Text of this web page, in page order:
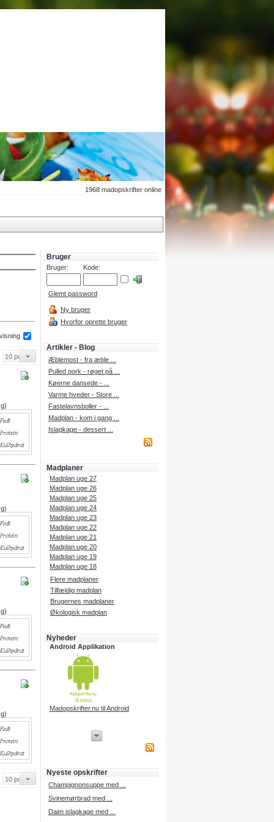
1968 madopskrifter online
Bruger
Bruger: Kode:
Glemt password
Ny bruger
Hvorfor oprette bruger
Artikler - Blog
Æblemost - fra æble ...
Pulled pork - røget på ...
Køerne dansede - ...
Varme hveder - Store ...
Fastelavnsboller - ...
Madplan - kom i gang ...
Islagkage - dessert ...
Madplaner
Madplan uge 27
Madplan uge 26
Madplan uge 25
Madplan uge 24
Madplan uge 23
Madplan uge 22
Madplan uge 21
Madplan uge 20
Madplan uge 19
Madplan uge 18
Flere madplaner
Tilfældig madplan
Brugernes madplaner
Økologisk madplan
Nyheder
Android Applikation
Madopskrifter.nu til Android
iPhone udvikling
Nyeste opskrifter
Champignonsuppe med ...
Svinemørbrad med ...
Daim islagkage med ...